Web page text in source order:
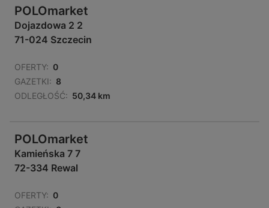
POLOmarket
Dojazdowa 2 2
71-024 Szczecin
OFERTY: 0
GAZETKI: 8
ODLEGŁOŚĆ: 50,34 km
POLOmarket
Kamieńska 7 7
72-334 Rewal
OFERTY: 0